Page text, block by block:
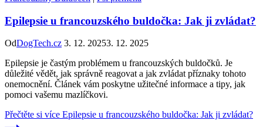
Epilepsie u francouzského buldočka: Jak ji zvládat?
OdDogTech.cz 3. 12. 20253. 12. 2025
Epilepsie je častým problémem u francouzských buldočků. Je
důležité vědět, jak správně reagovat a jak zvládat příznaky tohoto
onemocnění. Článek vám poskytne užitečné informace a tipy, jak
pomoci vašemu mazlíčkovi.
Přečtěte si více Epilepsie u francouzského buldočka: Jak ji zvládat?